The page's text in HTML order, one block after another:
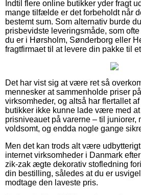
Indtil flere online butikker yder fragt
mange tilfælde er det forbeholdt når
bestemt sum. Som alternativ burde
prisbevidste leveringsmåde, som
du er i Hørsholm, Sønderborg eller
fragtfirmaet til at levere din pakke til
Det har vist sig at være ret så
mennesker at sammenholde priser
virksomheder, og altså har flertallet
butikker ikke kunne lade være med
prisniveauet på varerne – til juniorer,
voldsomt, og endda nogle gange
Men det kan trods alt være
internet virksomheder i Danmark
zik-zak ægte dekorativ stofledning
din bestilling, således at du er
modtage den laveste pris.